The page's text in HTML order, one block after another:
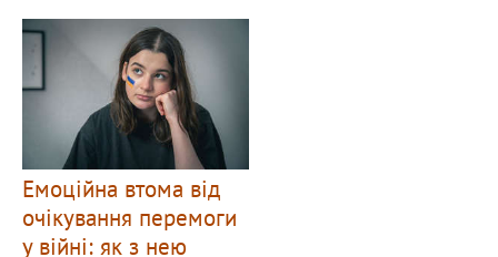
Емоційна втома від
очікування перемоги
у війні: як з нею